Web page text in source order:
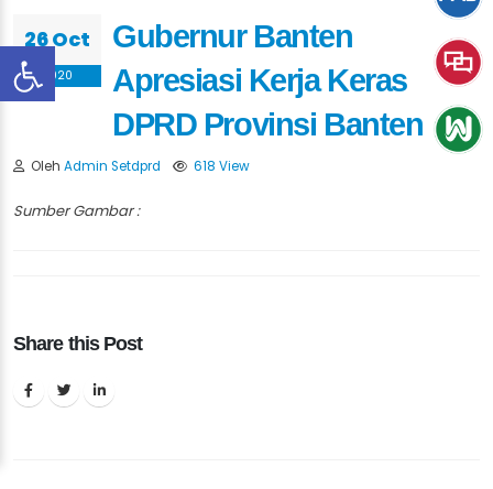
26 Oct
2020
Gubernur Banten
Apresiasi Kerja Keras
DPRD Provinsi Banten
Oleh Admin Setdprd 618 View
Sumber Gambar :
Share this Post